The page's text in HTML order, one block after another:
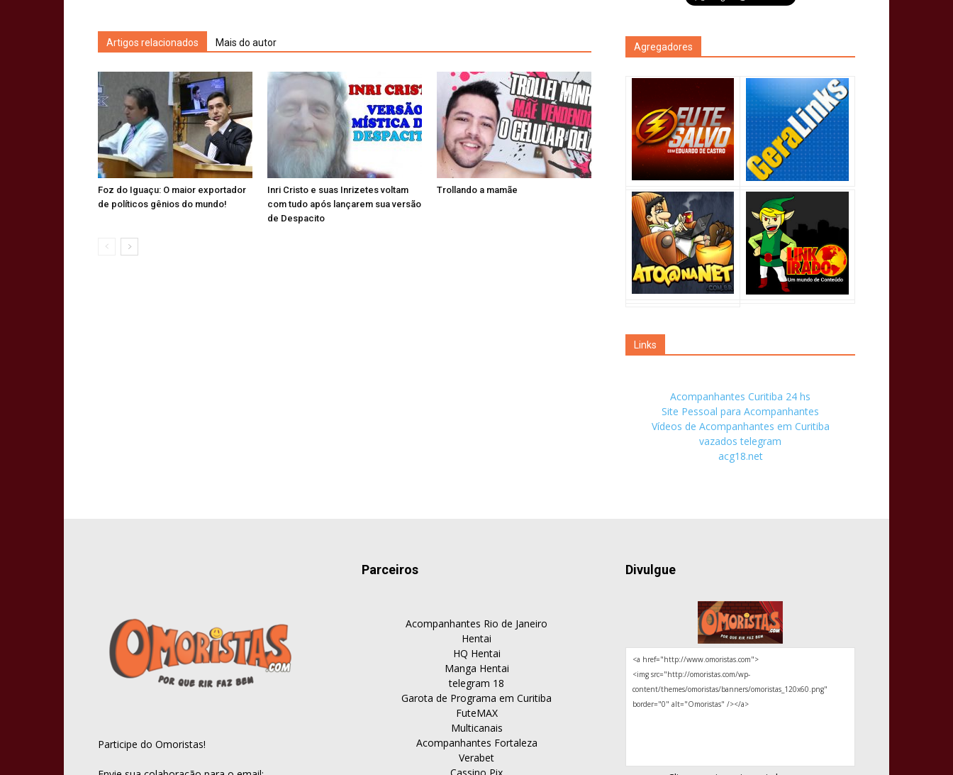
Artigos relacionados Mais do autor
Foz do Iguaçu: O maior exportador
de políticos gênios do mundo!
Inri Cristo e suas Inrizetes voltam
com tudo após lançarem sua versão
de Despacito
Trollando a mamãe
Agregadores
Links
Acompanhantes Curitiba 24 hs
Site Pessoal para Acompanhantes
Vídeos de Acompanhantes em Curitiba
vazados telegram
acg18.net
Participe do Omoristas!
Parceiros
Acompanhantes Rio de Janeiro
Hentai
HQ Hentai
Manga Hentai
telegram 18
Garota de Programa em Curitiba
FuteMAX
Multicanais
Acompanhantes Fortaleza
Verabet
Divulgue